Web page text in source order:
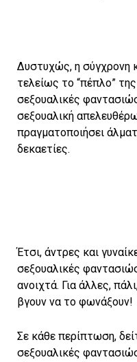
Δυστυχώς, η σύγχρονη
τελείως το “πέπλο”
σεξουαλικές
σεξουαλική
πραγματοποιήσει
δεκαετίες.
Έτσι, άντρες και
σεξουαλικές
ανοιχτά. Για άλλες,
βγουν να το φωνάξουν!
Σε κάθε περίπτωση,
σεξουαλικές